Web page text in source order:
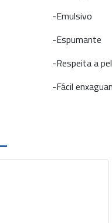
-Emulsivo
-Espumante
-Respeita a
-Fácil